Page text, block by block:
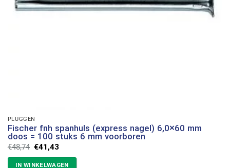
PLUGGEN
Fischer fnh spanhuls (express nagel) 6,0×60 mm
doos = 100 stuks 6 mm voorboren
€48,74 Oorspronkelijke
was:
€41,43Huidige
is:
IN WINKELWAGEN